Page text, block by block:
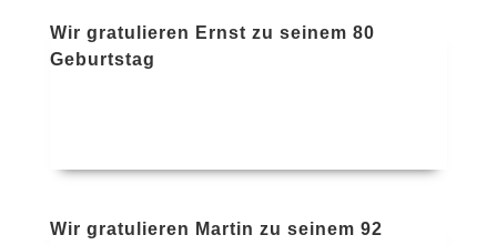
Wir gratulieren Ernst zu seinem 80
Geburtstag
Wir gratulieren Martin zu seinem 92